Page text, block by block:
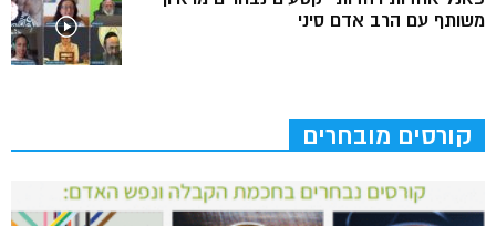
משותף עם הרב אדם סיני
קורסים מובחרים